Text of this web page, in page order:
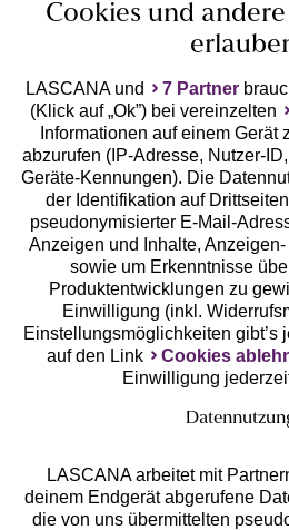
Geprüfte Sicherheit
Unsere Apps
Services
Cookies und
LASCANA und 7 Partner
(Klick auf „Ok”) bei vereinzelten
Informationen auf einem Gerät
abzurufen (IP-Adresse, Nutzer-
Geräte-Kennungen). Die
der Identifikation auf
pseudonymisierter E-Mail-
Anzeigen und Inhalte,
sowie um Erkenntnisse
Produktentwicklungen zu
Einwilligung (inkl.
Einstellungsmöglichkeiten gibt’s
auf den Link
Cookies
Einwilligung
LASCANA arbeitet mit
deinem Endgerät abgerufene
die von uns übermittelten